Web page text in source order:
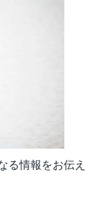
る情報をお伝え